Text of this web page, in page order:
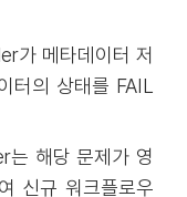
가 메타데이터 저
터의 상태를 FAIL
해당 문제가 영
신규 워크플로우